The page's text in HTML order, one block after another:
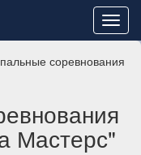
соревнования
Мастерс"